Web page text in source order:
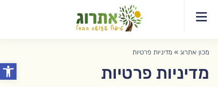
פתח
אודותתחומי
הטיפול
מידע
מקצועי
EDT
לפסיכותרפיסטים
מכון אתרוג » מדיניות פרטיות
מדיניות פרטיות